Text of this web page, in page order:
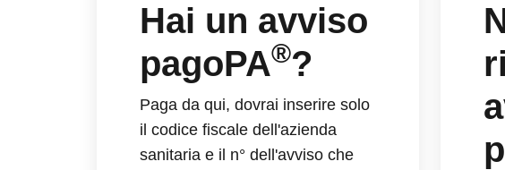
Hai un avviso
pagoPA®?
Paga da qui, dovrai inserire solo
il codice fiscale dell'azienda
sanitaria e il n° dell'avviso che